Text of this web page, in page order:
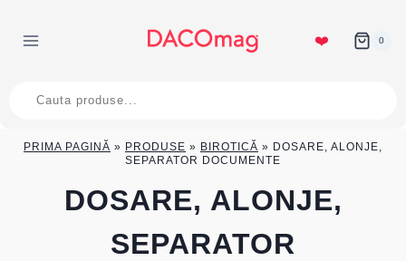
content
❤️ 0
search
PRIMA PAGINĂ » PRODUSE » BIROTICĂ » DOSARE, ALONJE,
SEPARATOR DOCUMENTE
DOSARE, ALONJE,
SEPARATOR